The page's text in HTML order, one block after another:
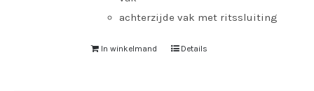
achterzijde vak met ritssluiting
In winkelmand Details